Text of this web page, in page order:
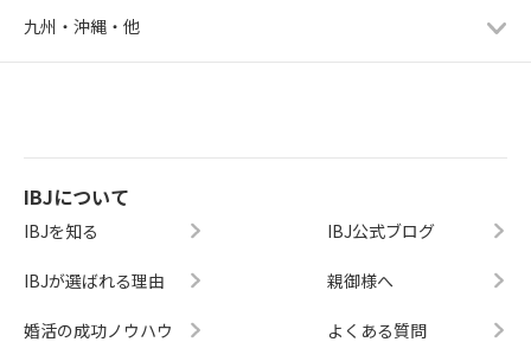
九州・沖縄・他
IBJについて
IBJを知る
IBJが選ばれる理由
婚活の成功ノウハウ
IBJ公式ブログ
親御様へ
よくある質問